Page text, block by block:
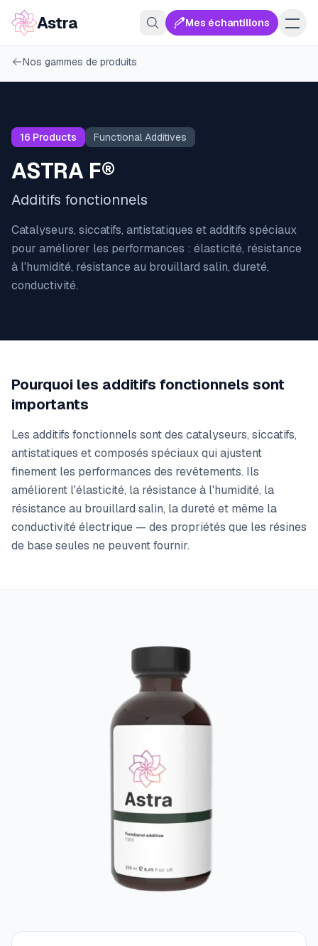
Astra Mes échantillons
Nos gammes de produits
16 Products Functional Additives
ASTRA F®
Additifs fonctionnels
Catalyseurs, siccatifs, antistatiques et additifs spéciaux
pour améliorer les performances : élasticité, résistance
à l'humidité, résistance au brouillard salin, dureté,
conductivité.
Pourquoi les additifs fonctionnels sont
importants
Les additifs fonctionnels sont des catalyseurs, siccatifs,
antistatiques et composés spéciaux qui ajustent
finement les performances des revêtements. Ils
améliorent l'élasticité, la résistance à l'humidité, la
résistance au brouillard salin, la dureté et même la
conductivité électrique — des propriétés que les résines
de base seules ne peuvent fournir.